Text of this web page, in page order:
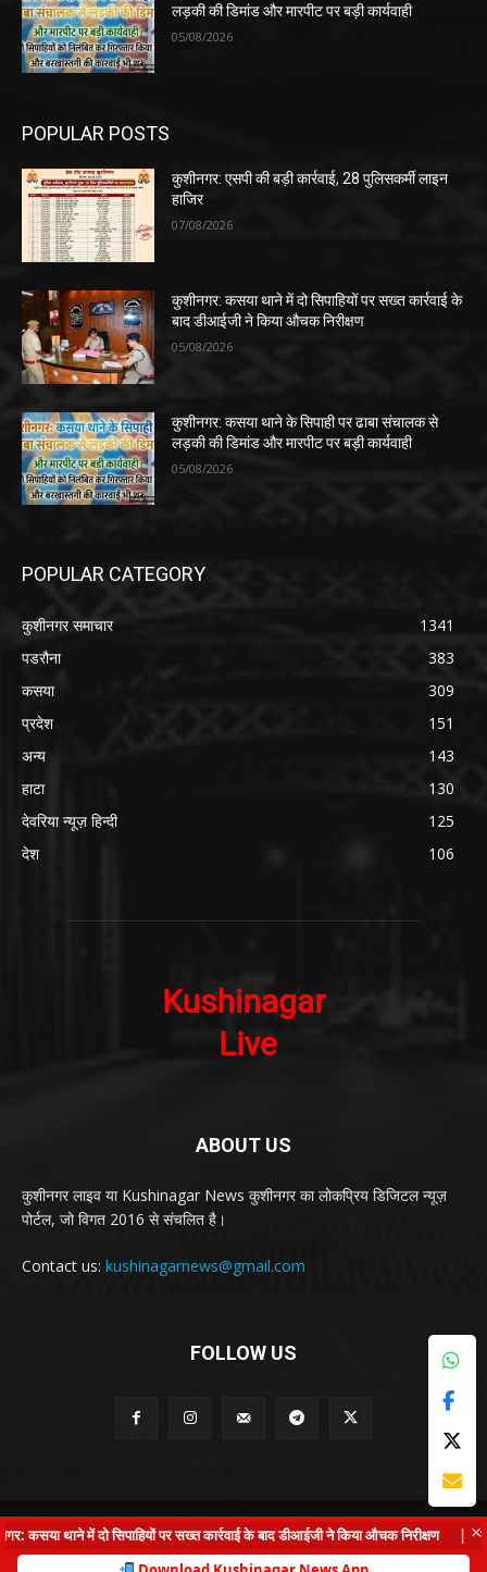
लड़की की डिमांड और मारपीट पर बड़ी कार्यवाही
05/08/2026
POPULAR POSTS
कुशीनगर: एसपी की बड़ी कार्रवाई, 28 पुलिसकर्मी लाइन
हाजिर
07/08/2026
कुशीनगर: कसया थाने में दो सिपाहियों पर सख्त कार्रवाई के
बाद डीआईजी ने किया औचक निरीक्षण
05/08/2026
कुशीनगर: कसया थाने के सिपाही पर ढाबा संचालक से
लड़की की डिमांड और मारपीट पर बड़ी कार्यवाही
05/08/2026
POPULAR CATEGORY
कुशीनगर समाचार
1341
पडरौना
383
कसया
309
प्रदेश
151
अन्य
143
हाटा
130
देवरिया न्यूज़ हिन्दी
125
देश
106
ABOUT US
कुशीनगर लाइव या Kushinagar News कुशीनगर का लोकप्रिय डिजिटल न्यूज़
पोर्टल, जो विगत 2016 से संचलित है।
Contact us: kushinagarnews@gmail.com
FOLLOW US
© Kushinagar Live - 2022
Home About us Privacy Policy Contact us
×
कसया थाने में दो सिपाहियों पर सख्त कार्रवाई के बाद डीआईजी ने किया औचक निरीक्षण